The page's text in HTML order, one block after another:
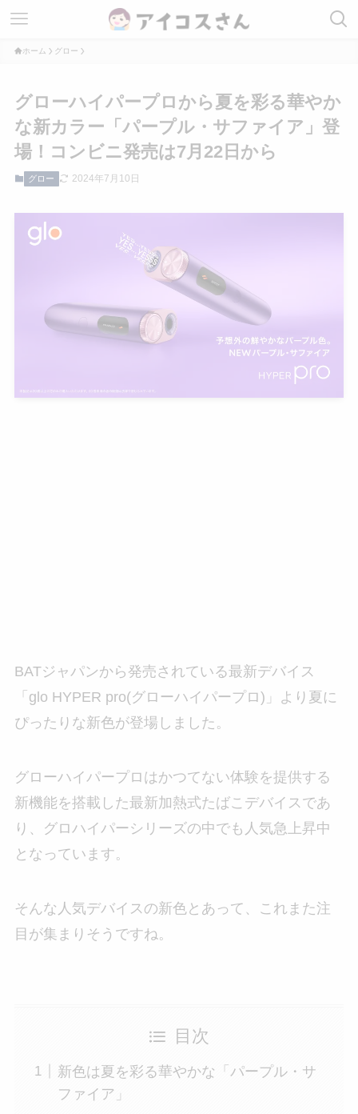
ホーム グロー
グローハイパープロから夏を彩る華やか
な新カラー「パープル・サファイア」登
場！コンビニ発売は7月22日から
グロー 2024年7月10日
BATジャパンから発売されている最新デバイス
「glo HYPER pro(グローハイパープロ)」より夏に
ぴったりな新色が登場しました。
グローハイパープロはかつてない体験を提供する
新機能を搭載した最新加熱式たばこデバイスであ
り、グロハイパーシリーズの中でも人気急上昇中
となっています。
そんな人気デバイスの新色とあって、これまた注
目が集まりそうですね。
目次
新色は夏を彩る華やかな「パープル・サ
ファイア」